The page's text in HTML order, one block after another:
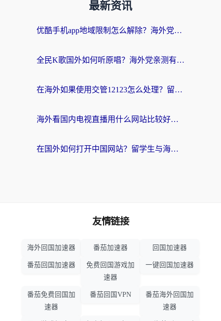
最新资讯
优酷手机app地域限制怎么解除？海外党亲测有效的追剧方案
全民K歌国外如何听原唱？海外党亲测有效的回国加速器选择指南
在海外如果使用交管12123怎么处理？留学生亲测有效的回国加速方案
海外看国内电视直播用什么网站比较好？一篇解决你所有追剧难题的实用指南
在国外如何打开中国网站？留学生与海外华人的无缝访问指南
友情链接
海外回国加速器 番茄加速器 回国加速器
番茄回国加速器
免费回国游戏加
速器
一键回国加速器
番茄免费回国加
速器
番茄回国VPN
番茄海外回国加
速器